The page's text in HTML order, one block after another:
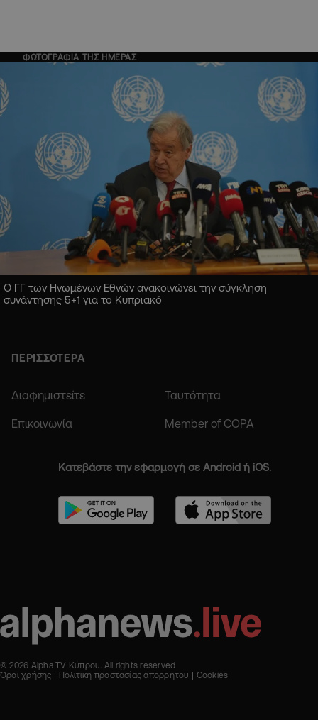
ΦΩΤΟΓΡΑΦΙΑ ΤΗΣ ΗΜΕΡΑΣ
Ο ΓΓ των Ηνωμένων Εθνών ανακοινώνει την σύγκληση
συνάντησης 5+1 για το Κυπριακό
ΠΕΡΙΣΣΟΤΕΡΑ
Διαφημιστείτε Ταυτότητα
Επικοινωνία Member of COPA
Κατεβάστε την εφαρμογή σε Android ή iOS.
© 2026 Alpha TV Κύπρου. All rights reserved
Όροι χρήσης
Πολιτική προστασίας απορρήτου Cookies